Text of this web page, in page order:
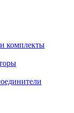
комплекты